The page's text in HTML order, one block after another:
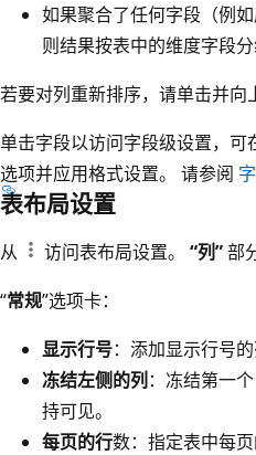
如果聚合了任何字段（例
则结果按表中的维度字段分
若要对列重新排序，请单击并向
单击字段以访问字段级设置，
选项并应用格式设置。 请参阅
表布局设置
从 访问表布局设置。 “列”部
“常规”选项卡：
显示行号：添加显示行号的
冻结左侧的列：冻结第一
持可见。
每页的行数：指定表中每页